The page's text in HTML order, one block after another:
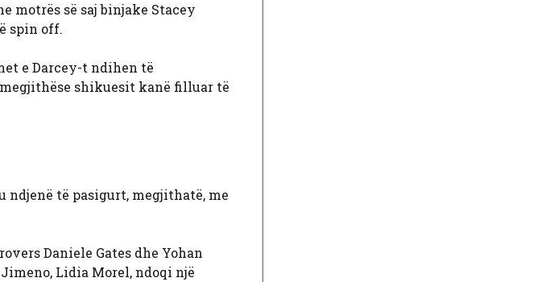
motrës së saj binjake Stacey
spin off.
e Darcey-t ndihen të
shikuesit kanë filluar të
të pasigurt, megjithatë, me
Daniele Gates dhe Yohan
Lidia Morel, ndoqi një